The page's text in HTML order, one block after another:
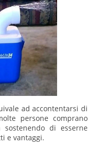
ad accontentarsi di
persone comprano
di esserne
e vantaggi.